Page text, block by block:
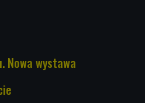
Nowa wystawa